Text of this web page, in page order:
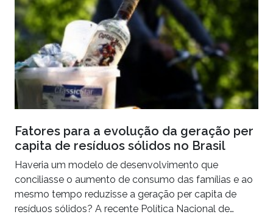
Fatores para a evolução da geração per
capita de resíduos sólidos no Brasil
Haveria um modelo de desenvolvimento que
conciliasse o aumento de consumo das famílias e ao
mesmo tempo reduzisse a geração per capita de
resíduos sólidos? A recente Política Nacional de…